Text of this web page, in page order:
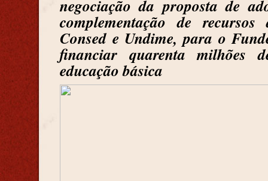
negociação da proposta de
complementação de
Consed e Undime, para o
financiar quarenta milhões
educação básica